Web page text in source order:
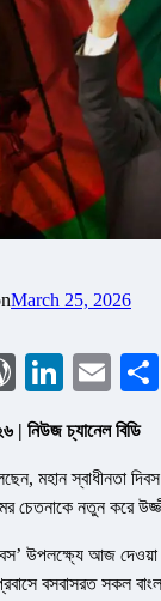
March 25, 2026
WordPress
| নিউজ চ্যানেল বিডি
মহান স্বাধীনতা
চেতনাকে নতুন করে
উপলক্ষ্যে আজ দেওয়া
বসবাসরত সকল